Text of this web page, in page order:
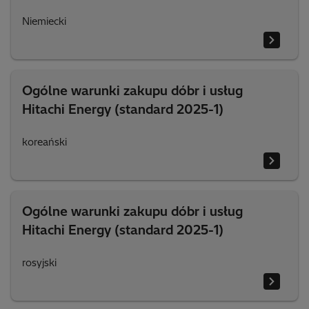
Niemiecki
Ogólne warunki zakupu dóbr i usług
Hitachi Energy (standard 2025-1)
koreański
Ogólne warunki zakupu dóbr i usług
Hitachi Energy (standard 2025-1)
rosyjski